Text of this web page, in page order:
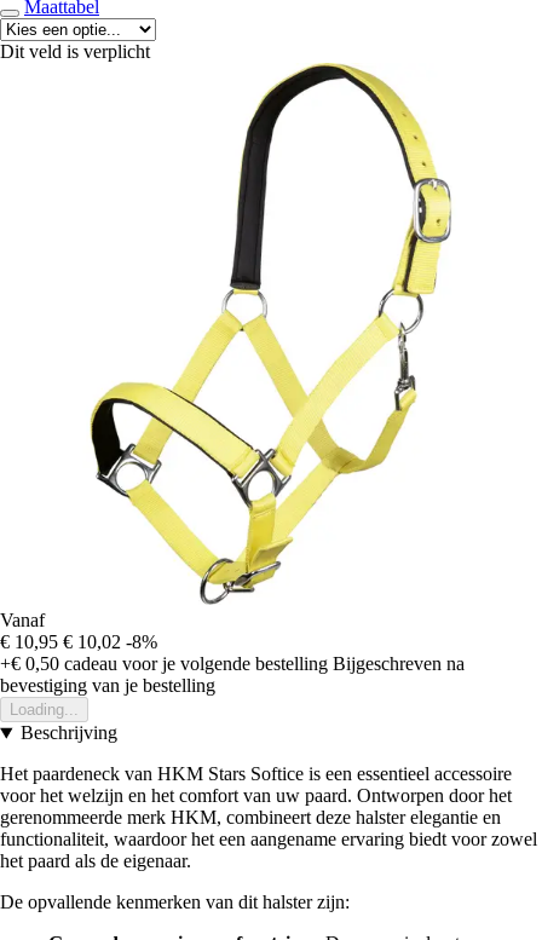
Maattabel
Dit veld is verplicht
Vanaf
€ 10,95 € 10,02 -8%
+€ 0,50 cadeau voor je volgende bestelling Bijgeschreven na
bevestiging van je bestelling
Loading...
Beschrijving
Het paardeneck van HKM Stars Softice is een essentieel accessoire
voor het welzijn en het comfort van uw paard. Ontworpen door het
gerenommeerde merk HKM, combineert deze halster elegantie en
functionaliteit, waardoor het een aangename ervaring biedt voor zowel
het paard als de eigenaar.
De opvallende kenmerken van dit halster zijn: